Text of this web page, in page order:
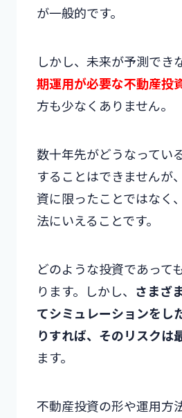
が一般的です。
しかし、未来が予測でき
期運用が必要な不動産投
方も少なくありません。
数十年先がどうなってい
することはできませんが
資に限ったことではなく
法にいえることです。
どのような投資であって
ります。しかし、 さまざ
てシミュレーションをし
りすれば、そのリスクは
ます。
不動産投資の形や運用方